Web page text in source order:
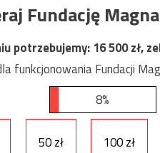
Fundację
potrzebujemy:16 500zł,
funkcjonowania Fundacji
8%
50 zł 100 zł